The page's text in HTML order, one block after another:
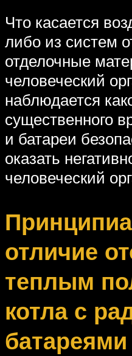
Что касается
либо из систем
отделочные
человеческий
наблюдается
существенного
и батареи
оказать
человеческий
отличие
теплым
котла с
батареями